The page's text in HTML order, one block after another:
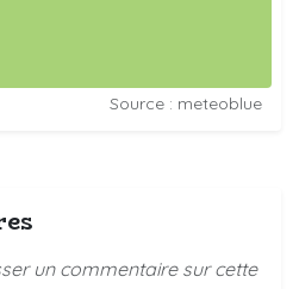
Source : meteoblue
un commentaire sur cette